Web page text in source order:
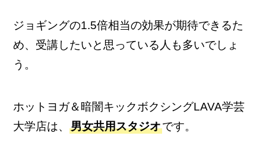
ジョギングの1.5倍相当の効果が期待できるた
め、受講したいと思っている人も多いでしょ
う。
ホットヨガ＆暗闇キックボクシングLAVA学芸
大学店は、男女共用スタジオです。